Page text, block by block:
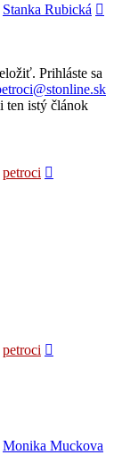
Stanka Rubická
Prihláste sa
ten istý článok
petroci
petroci
Monika Muckova